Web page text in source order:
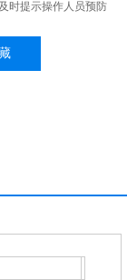
时提示操作人员预防